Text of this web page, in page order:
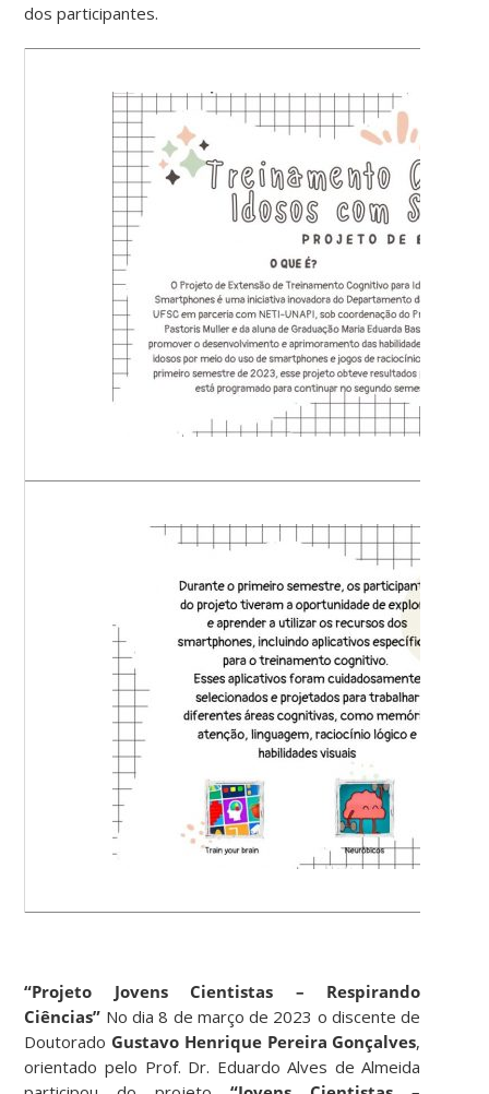
dos participantes.
“Projeto Jovens Cientistas – Respirando
Ciências” No dia 8 de março de 2023 o discente de
Doutorado Gustavo Henrique Pereira Gonçalves,
orientado pelo Prof. Dr. Eduardo Alves de Almeida